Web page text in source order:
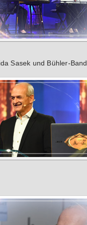
Sasek und Bühler-Band